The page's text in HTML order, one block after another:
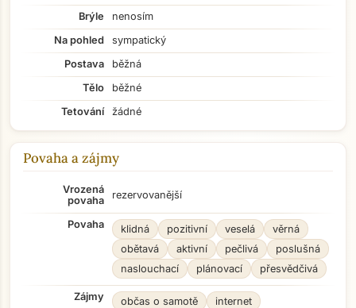
Brýle
nenosím
Na pohled
sympatický
Postava
běžná
Tělo
běžné
Tetování
žádné
Povaha a zájmy
Vrozená
povaha
rezervovanější
Povaha klidná pozitivní veselá
věrná
obětavá
aktivní pečlivá
poslušná
naslouchací
plánovací přesvědčivá
Zájmy občas o samotě
internet